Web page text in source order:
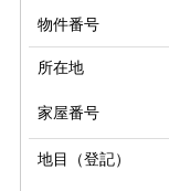
物件番号
所在地
家屋番号
地目（登記）